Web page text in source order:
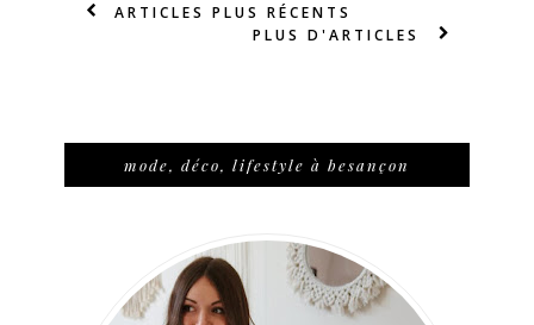
ARTICLES PLUS RÉCENTS
PLUS D'ARTICLES
mode, déco, lifestyle à besançon